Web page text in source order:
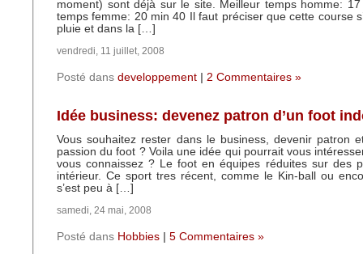
moment) sont déjà sur le site. Meilleur temps homme:
temps femme: 20 min 40 Il faut préciser que cette course
pluie et dans la […]
vendredi, 11 juillet, 2008
Posté dans developpement 2 Commentaires »
Idée business: devenez patron d’un foot
Vous souhaitez rester dans le business, devenir patron
passion du foot ? Voila une idée qui pourrait vous
vous connaissez ? Le foot en équipes réduites sur des
intérieur. Ce sport tres récent, comme le Kin-ball ou
s’est peu à […]
samedi, 24 mai, 2008
Posté dans Hobbies 5 Commentaires »